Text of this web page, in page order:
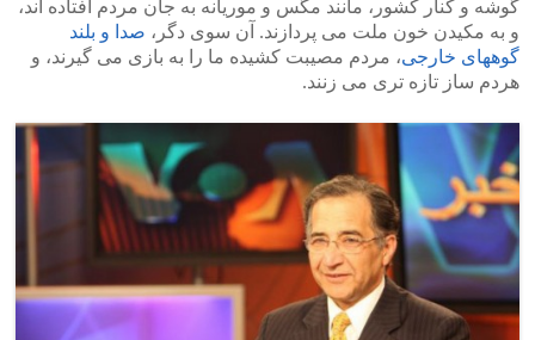
گوشه و کنار کشور، مانند مگس و موریانه به جان مردم افتاده اند،
و به مکیدن خون ملت می پردازند. آن سوی دگر، صدا و بلند
گوههای خارجی، مردم مصیبت کشیده ما را به بازی می گیرند، و
هردم ساز تازه تری می زنند.